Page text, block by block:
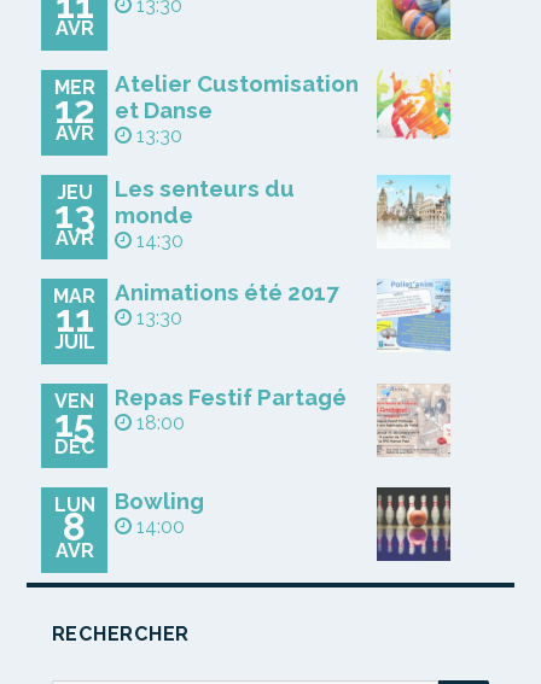
AVR
13:30
MER
12
AVR
Atelier Customisation
et Danse
13:30
JEU
13
AVR
Les senteurs du
monde
14:30
MAR
11
JUIL
Animations été 2017
13:30
VEN
15
DÉC
Repas Festif Partagé
18:00
LUN
8
AVR
Bowling
14:00
RECHERCHER